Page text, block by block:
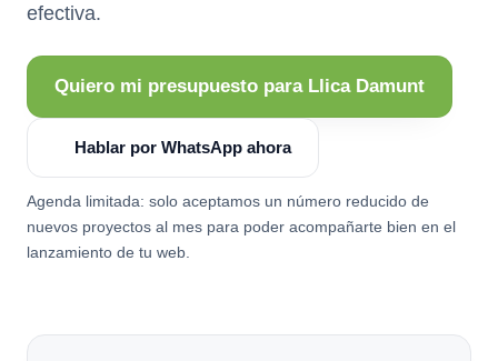
efectiva.
Quiero mi presupuesto para Llica Damunt
Hablar por WhatsApp ahora
Agenda limitada: solo aceptamos un número reducido de
nuevos proyectos al mes para poder acompañarte bien en el
lanzamiento de tu web.